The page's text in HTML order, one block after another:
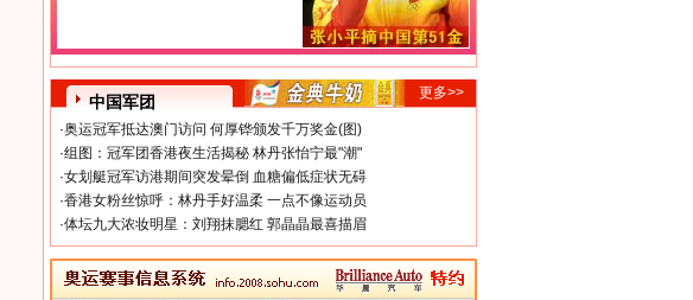
中国军团
更多>>
·奥运冠军抵达澳门访问 何厚铧颁发千万奖金(图)
·组图：冠军团香港夜生活揭秘 林丹张怡宁最"潮"
·女划艇冠军访港期间突发晕倒 血糖偏低症状无碍
·香港女粉丝惊呼：林丹手好温柔 一点不像运动员
·体坛九大浓妆明星：刘翔抹腮红 郭晶晶最喜描眉